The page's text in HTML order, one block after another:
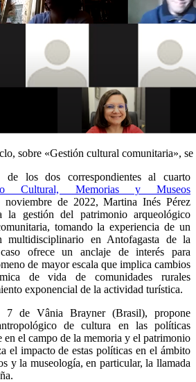
sobre «Gestión cultural comunitaria»,
los dos correspondientes al cuarto
Cultural, Memorias y Museos
de 2022, Martina Inés Pérez
la gestión del patrimonio arqueológico
tomando la experiencia de un
multidisciplinario en Antofagasta de la
ofrece un anclaje de interés para
de mayor escala que implica cambios
de vida de comunidades rurales
exponencial de la actividad turística.
de Vânia Brayner (Brasil), propone
de cultura en las políticas
en el campo de la memoria y el patrimonio
el impacto de estas políticas en el ámbito
y la museología, en particular, la llamada